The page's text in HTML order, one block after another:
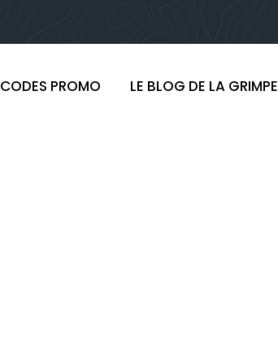
CODES PROMO LE BLOG DE LA GRIMPE